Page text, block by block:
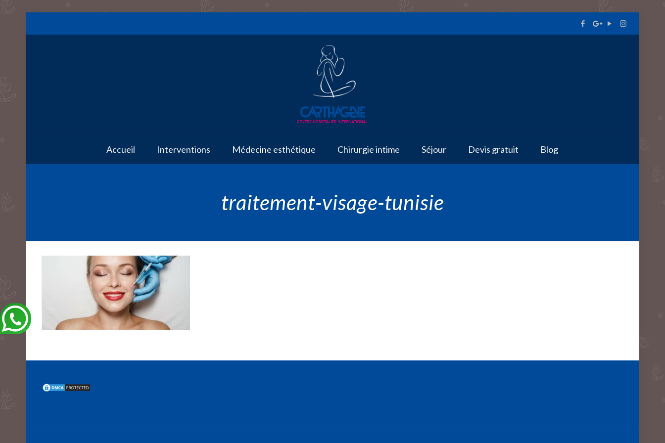
Accueil Interventions Médecine esthétique Chirurgie intime Séjour Devis gratuit Blog
traitement-visage-tunisie